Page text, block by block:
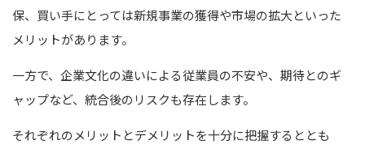
保、買い手にとっては新規事業の獲得や市場の拡大といった
メリットがあります。
一方で、企業文化の違いによる従業員の不安や、期待とのギ
ャップなど、統合後のリスクも存在します。
それぞれのメリットとデメリットを十分に把握するととも